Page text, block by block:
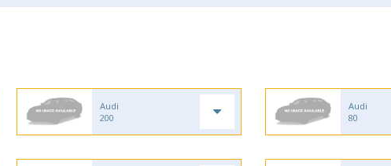
Audi
200
Audi
80